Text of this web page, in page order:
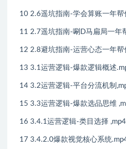
10 2.6遥坑指南-学会算账一年
11 2.7遥坑指南-唰D马扁局一年
12 2.8避坑指南-运营心态一年
13 3.1运营逻辑-爆款逻辑概述
14 3.2运营逻辑-平台分流机制
15 3.3运营逻辑-爆款选品思维
16 3.4.1运营逻辑-类目选择 ,mp4
17 3.4.2.0爆款视觉核心系统